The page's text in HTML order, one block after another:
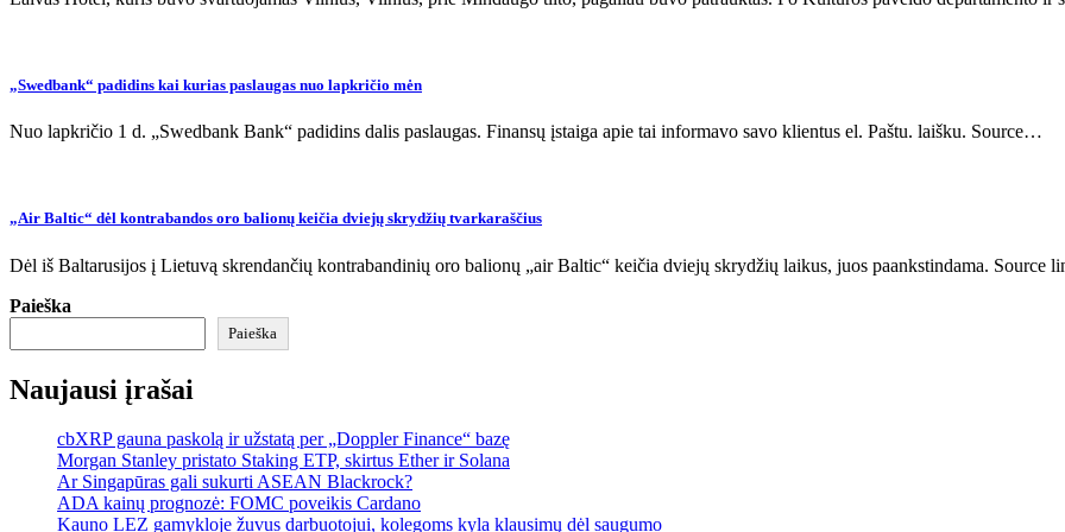
„Swedbank“ padidins kai kurias paslaugas nuo lapkričio mėn
Nuo lapkričio 1 d. „Swedbank Bank“ padidins dalis paslaugas. Finansų įstaiga apie tai informavo savo klientus el. Paštu. laišku. Source…
„Air Baltic“ dėl kontrabandos oro balionų keičia dviejų skrydžių tvarkaraščius
Dėl iš Baltarusijos į Lietuvą skrendančių kontrabandinių oro balionų „air Baltic“ keičia dviejų skrydžių laikus, juos paankstindama. Source
Paieška
Paieška
Naujausi įrašai
cbXRP gauna paskolą ir užstatą per „Doppler Finance“ bazę
Morgan Stanley pristato Staking ETP, skirtus Ether ir Solana
Ar Singapūras gali sukurti ASEAN Blackrock?
ADA kainų prognozė: FOMC poveikis Cardano
Kauno LEZ gamykloje žuvus darbuotojui, kolegoms kyla klausimų dėl saugumo